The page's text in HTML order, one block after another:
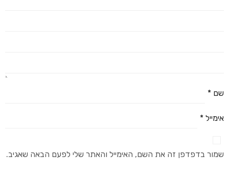
שם *
אימייל *
שמור בדפדפן זה את השם, האימייל והאתר שלי לפעם הבאה שאגיב.